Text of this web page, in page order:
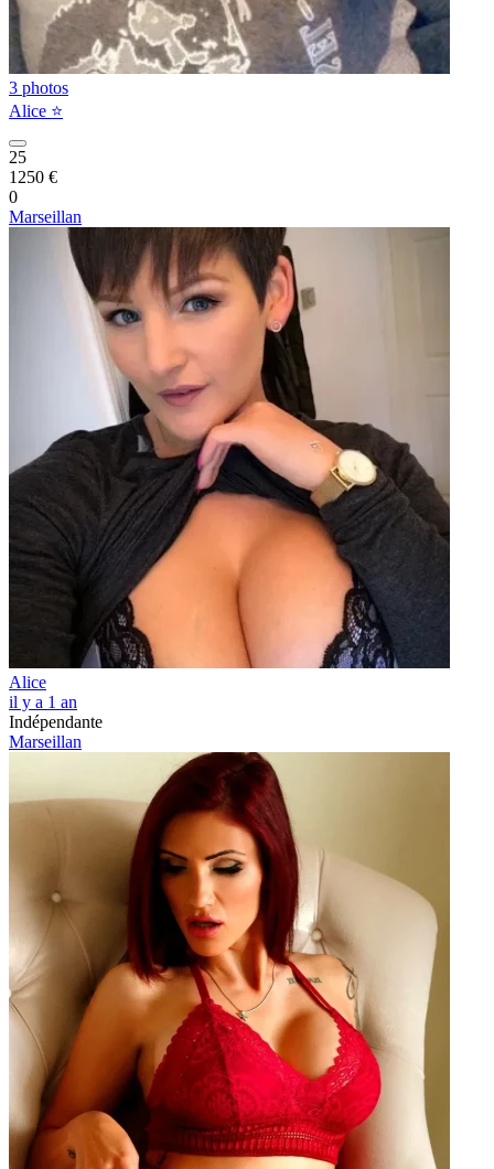
3 photos
Alice ⭐️
25
1250 €
0
Marseillan
Alice
il y a 1 an
Indépendante
Marseillan